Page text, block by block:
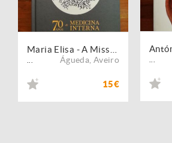
Águeda Aveiro
15€